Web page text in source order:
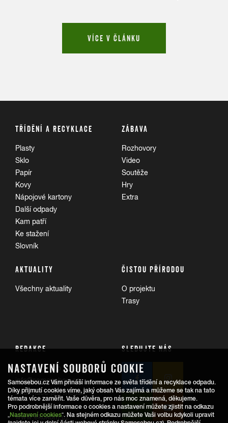
VÍCE V ČLÁNKU
TŘÍDĚNÍ A RECYKLACE
Plasty
Sklo
Papír
Kovy
Nápojové kartony
Další odpady
Kam patří
Ke stažení
Slovník
ZÁBAVA
Rozhovory
Video
Soutěže
Hry
Extra
AKTUALITY
Všechny aktuality
ČISTOU PŘÍRODOU
O projektu
Trasy
REDAKCE
Informace pro veřejnost:
info@samosebou.cz
Informace pro média
www.ekokom.cz
SLEDUJTE NÁS
NASTAVENÍ SOUBORŮ COOKIE
Samosebou.cz Vám přináší informace ze světa třídění a recyklace odpadu.
Díky přijmutí cookies víme, jaký obsah Vás zajímá a můžeme se tak na tato
témata více zaměřit. Vaše důvěra, pro nás moc znamená, děkujeme.
Pro podrobnější informace o cookies a nastavení můžete zjistit na odkazu
„Nastavení cookies“. Na stejném odkazu můžete Vaši volbu kdykoli upravit